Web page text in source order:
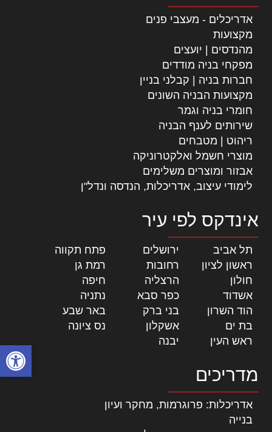
פתח
אדריכלים - מעצבי פנים
מקצועות
מהנדסים | יועצים
מפקחי בניה מודדים
חברות בניה | קבלני בניין
מקצועות הבניה השונים
חומרי בניה וגמר
שירותים לענף הבניה
ריהוט | מטבחים
מוצרי חשמל ואלקטרוניקה
אבזור ומוצרים משלימים
לימודי עיצוב, אדריכלות, הנדסה ונדל"ן
אינדקס לפי עיר
תל אביב ירושלים פתח תקווה
ראשון לציון
רחובות רמת גן
חולון
הרצליה חיפה
אשדוד
כפר סבא נתניה
הוד השרון
בני ברק באר שבע
בת ים
אשקלון נס ציונה
ראש העין
יבנה
מדריכים
אדריכלות: פרוגרמות, מחקר ועיון
בנייה